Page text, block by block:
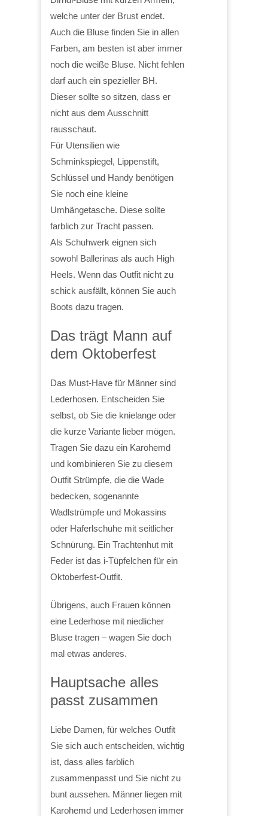
welche unter der Brust endet.
Auch die Bluse finden Sie in allen
Farben, am besten ist aber immer
noch die weiße Bluse. Nicht fehlen
darf auch ein spezieller BH.
Dieser sollte so sitzen, dass er
nicht aus dem Ausschnitt
rausschaut.
Für Utensilien wie
Schminkspiegel, Lippenstift,
Schlüssel und Handy benötigen
Sie noch eine kleine
Umhängetasche. Diese sollte
farblich zur Tracht passen.
Als Schuhwerk eignen sich
sowohl Ballerinas als auch High
Heels. Wenn das Outfit nicht zu
schick ausfällt, können Sie auch
Boots dazu tragen.
Das trägt Mann auf
dem Oktoberfest
Das Must-Have für Männer sind
Lederhosen. Entscheiden Sie
selbst, ob Sie die knielange oder
die kurze Variante lieber mögen.
Tragen Sie dazu ein Karohemd
und kombinieren Sie zu diesem
Outfit Strümpfe, die die Wade
bedecken, sogenannte
Wadlstrümpfe und Mokassins
oder Haferlschuhe mit seitlicher
Schnürung. Ein Trachtenhut mit
Feder ist das i-Tüpfelchen für ein
Oktoberfest-Outfit.
Übrigens, auch Frauen können
eine Lederhose mit niedlicher
Bluse tragen – wagen Sie doch
mal etwas anderes.
Hauptsache alles
passt zusammen
Liebe Damen, für welches Outfit
Sie sich auch entscheiden, wichtig
ist, dass alles farblich
zusammenpasst und Sie nicht zu
bunt aussehen. Männer liegen mit
Karohemd und Lederhosen immer